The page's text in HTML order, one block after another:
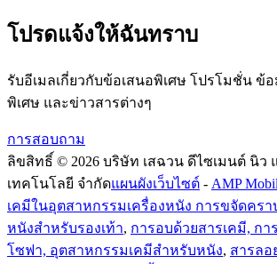
โปรดแจ้งให้ฉันทราบ
รับอีเมลเกี่ยวกับข้อเสนอพิเศษ โปรโมชั่น
พิเศษ และข่าวสารต่างๆ
การสอบถาม
ลิขสิทธิ์ © 2026 บริษัท เสฉวน ดีไซเมนต์ นิว
เทคโนโลยี จำกัดแผนผังเว็บไซต์ - AMP
เคมีในอุตสาหกรรมเครื่องหนัง การขจัดคร
หนังสำหรับรองเท้า, การอบด้วยสารเคมี, ก
โซฟา, อุตสาหกรรมเคมีสำหรับหนัง, สารลอ